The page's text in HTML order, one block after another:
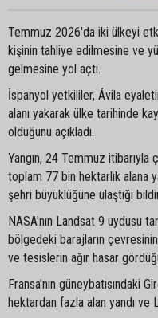
Temmuz 2026'da iki ülkeyi
kişinin tahliye edilmesine ve
gelmesine yol açtı.
İspanyol yetkililer, Ávila
alanı yakarak ülke tarihinde
olduğunu açıkladı.
Yangın, 24 Temmuz
toplam 77 bin hektarlık alana
şehri büyüklüğüne ulaştığı
NASA'nın Landsat 9 uydusu
bölgedeki barajların
ve tesislerin ağır hasar
Fransa'nın güneybatısındaki
hektardan fazla alan yandı